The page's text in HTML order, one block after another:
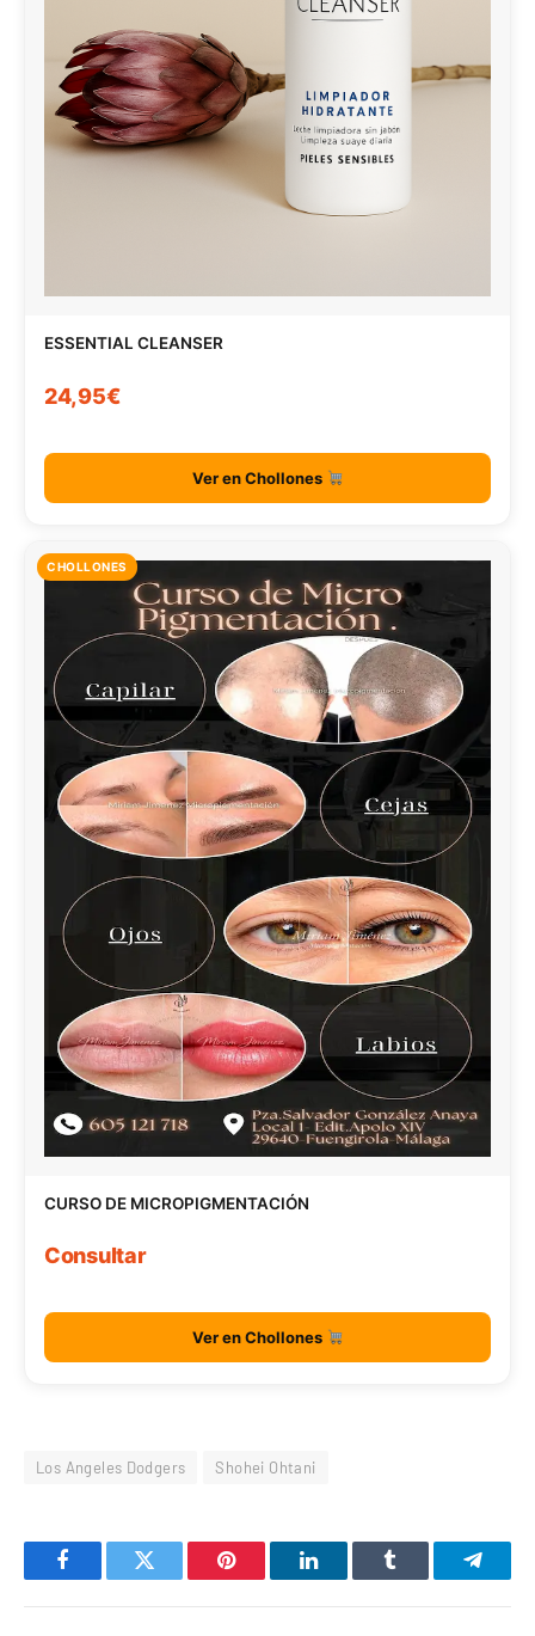
ESSENTIAL CLEANSER
24,95€
Ver en Chollones
CHOLLONES
CURSO DE MICROPIGMENTACIÓN
Consultar
Ver en Chollones
Los Angeles Dodgers Shohei Ohtani
FacebookTwitter Pinterest LinkedInTumblr